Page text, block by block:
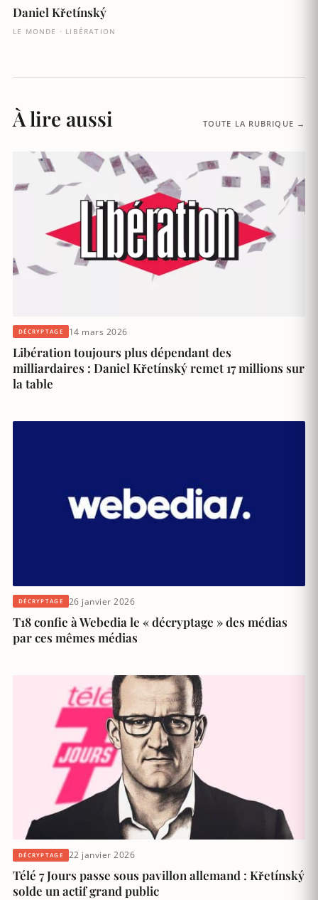
Daniel Křetínský
LE MONDE · LIBÉRATION
À lire aussi TOUTE LA RUBRIQUE →
DÉCRYPTAGE 14 mars 2026
Libération toujours plus dépendant des
milliardaires : Daniel Křetínský remet 17 millions sur
la table
DÉCRYPTAGE 26 janvier 2026
T18 confie à Webedia le « décryptage » des médias
par ces mêmes médias
DÉCRYPTAGE 22 janvier 2026
Télé 7 Jours passe sous pavillon allemand : Křetínský
solde un actif grand public